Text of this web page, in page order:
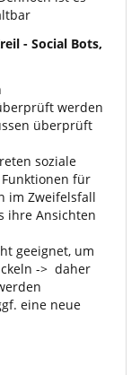
- Social Bots,
werden
überprüft
soziale
für
im Zweifelsfall
ihre Ansichten
geeignet, um
-> daher
eine neue